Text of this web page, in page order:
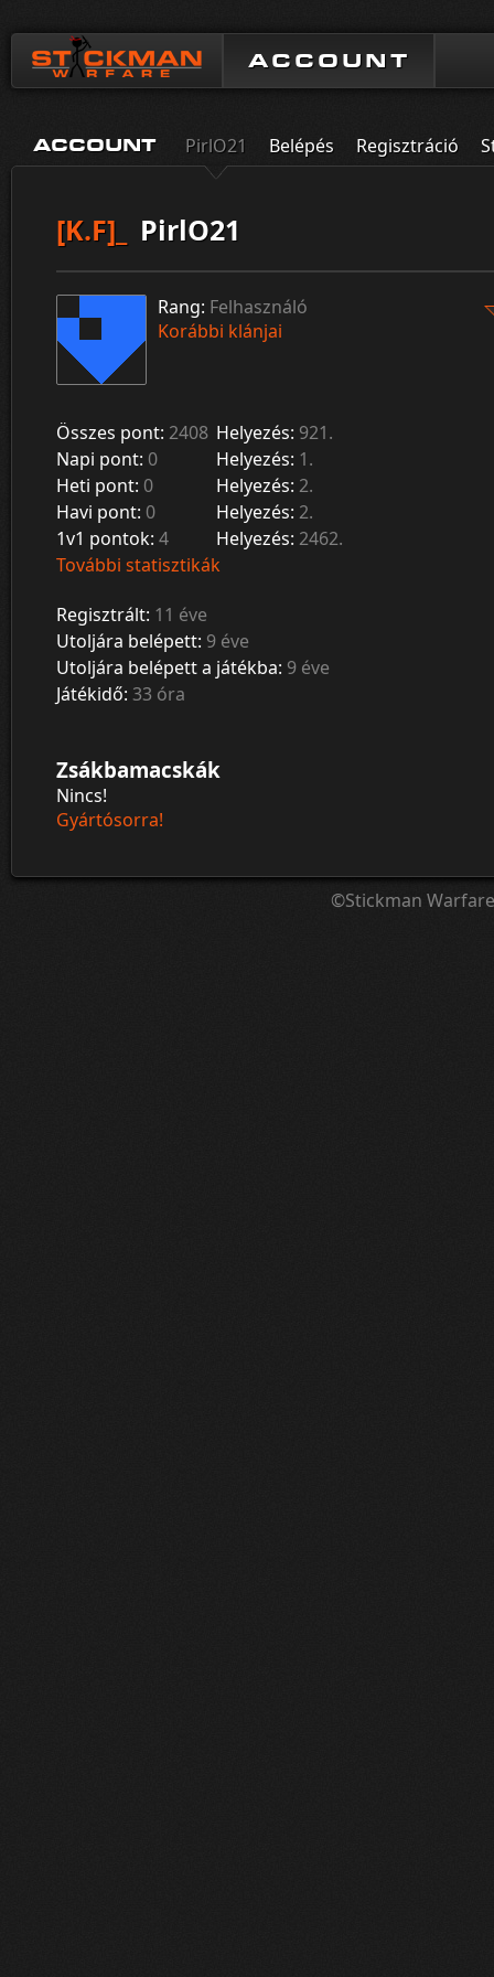
ACCOUNT
ACCOUNT PirlO21 Belépés Regisztráció
[K.F]_ PirlO21
Rang: Felhasználó
Korábbi klánjai
Összes pont: 2408 Helyezés: 921.
Napi pont: 0 Helyezés: 1.
Heti pont: 0 Helyezés: 2.
Havi pont: 0 Helyezés: 2.
1v1 pontok: 4 Helyezés: 2462.
További statisztikák
Regisztrált: 11 éve
Utoljára belépett: 9 éve
Utoljára belépett a játékba: 9 éve
Játékidő: 33 óra
Zsákbamacskák
Nincs!
Gyártósorra!
©Stickman Warfare